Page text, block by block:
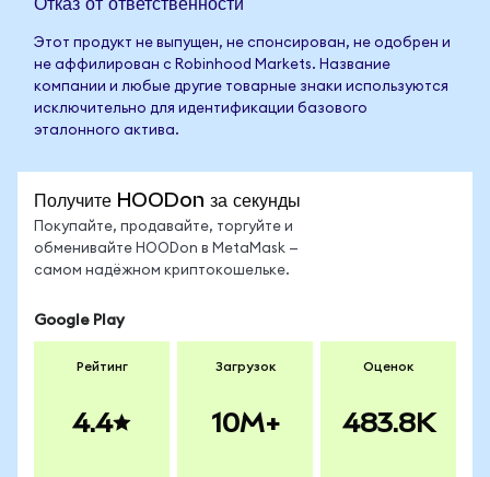
Этот продукт не выпущен, не спонсирован, не одобрен и
не аффилирован с Robinhood Markets. Название
компании и любые другие товарные знаки используются
исключительно для идентификации базового
эталонного актива.
Получите HOODon за секунды
Покупайте, продавайте, торгуйте и
обменивайте HOODon в MetaMask —
самом надёжном криптокошельке.
Google Play
Рейтинг
4.4
Загрузок
10M+
Оценок
483.8K